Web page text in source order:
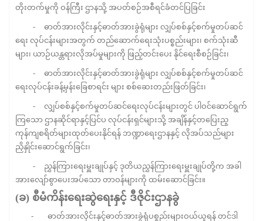
တိုးတက်မှုကို ဝန်ကြီး ဌာနသို့ အပတ်စဉ်အစီရင်ခံတင်ပြခြင်း
- ဓာတ်အားလိုင်းနှင့်ဓာတ်အားခွဲရုံများ လျှပ်စစ်နှင့်စက်မှုတပ်ဆင်
ရေး လုပ်ငန်းများအတွက် တည်ဆောက်ရေးသုံးပစ္စည်းများ၊ စက်သုံးဆီ
များ၊ ယာဉ်ယန္တရားလိုအပ်မှုများကို ဖြည့်တင်းပေး နိုင်ရေးစီစဉ်ခြင်း၊
- ဓာတ်အားလိုင်းနှင့်ဓာတ်အားခွဲရုံများ လျှပ်စစ်နှင့်စက်မှုတပ်ဆင်
ရေးလုပ်ငန်းခန့်မှန်းခြေစာရင်း များ စစ်ဆေးတည်းဖြတ်ခြင်း၊
- လျှပ်စစ်နှင့်စက်မှုတပ်ဆင်ရေးလုပ်ငန်းများတွင် ပါဝင်ဆောင်ရွက်
ကြသော ဌာနဆိုင်ရာနှင့်ပြင်ပ လုပ်ငန်းရှင်များသို့ အချိန်နှင့်တပြေးည္
ကုန်ကျစရိတ်များထုတ်ပေးနိုင်ရန် ဘဏ္ဍာရေးဌာနနှင့် လိုအပ်သည်များ
ညှိနှိုင်းဆောင်ရွက်ခြင်း၊
- ညွှန်ကြားရေးမှူးချုပ်နှင့် ဒုတိယညွှန်ကြားရေးမှူးချုပ်တို့က အခါ
အားလျော်စွာပေးအပ်သော တာဝန်များကို ထမ်းဆောင်ခြင်း။
(ခ) စီမံကိန်းရေးဆွဲရေးနှင့် ဒီဇိုင်းဌာနခွဲ
- ဓာတ်အားလိုင်းနှင့်ဓာတ်အားခွဲရုံပစ္စည်းများဝယ်ယူရန် တင်ဒါ